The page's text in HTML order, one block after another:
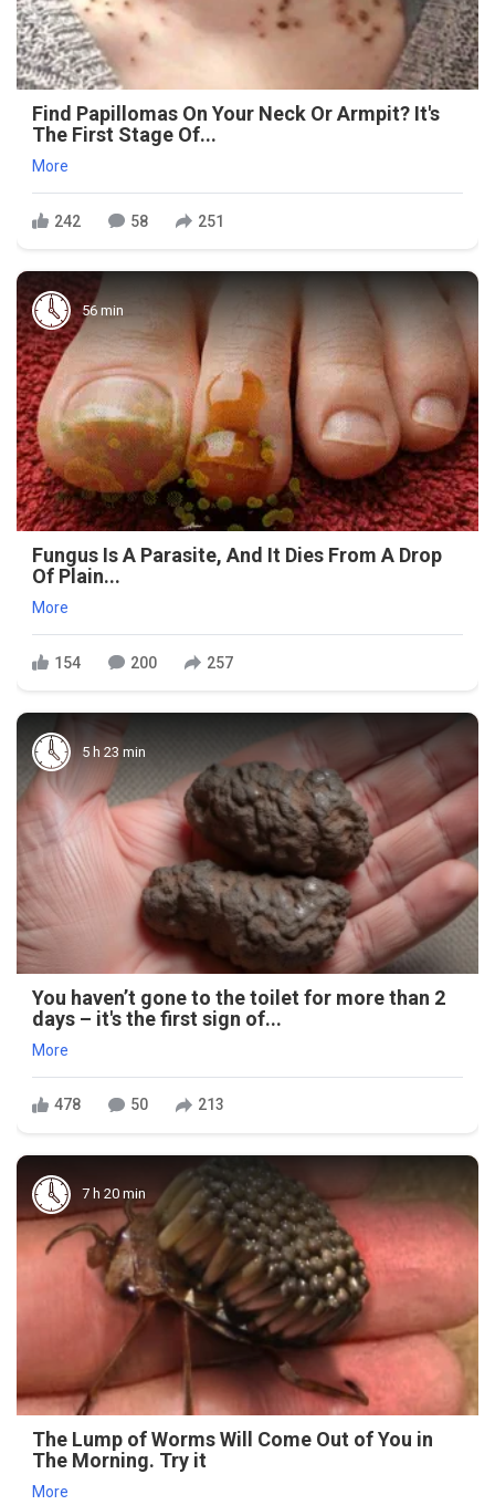
Find Papillomas On Your Neck Or Armpit? It's
The First Stage Of...
More
242 58 251
56 min
Fungus Is A Parasite, And It Dies From A Drop
Of Plain...
More
154 200 257
5 h 23 min
You haven’t gone to the toilet for more than 2
days – it's the first sign of...
More
478 50 213
7 h 20 min
The Lump of Worms Will Come Out of You in
The Morning. Try it
More